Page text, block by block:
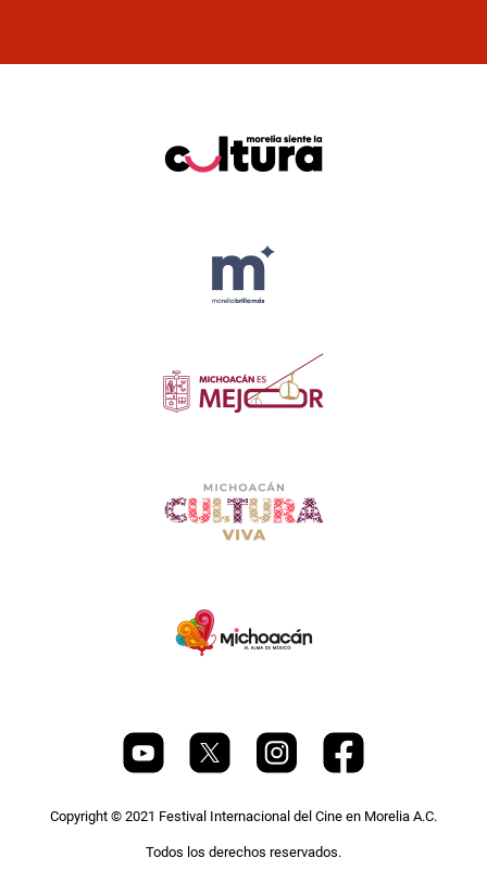
Copyright © 2021 Festival Internacional del Cine en Morelia A.C.
Todos los derechos reservados.